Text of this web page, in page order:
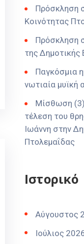
Πρόσκληση
Κοινότητας
Πρόσκληση
της
Παγκόσμια
νωτιαία μυϊκή
Μίσθωση (3)
τέλεση του
Ιωάννη στην
Πτολεμαΐδας
Ιστορικό
Αύγουστος
Ιούλιος